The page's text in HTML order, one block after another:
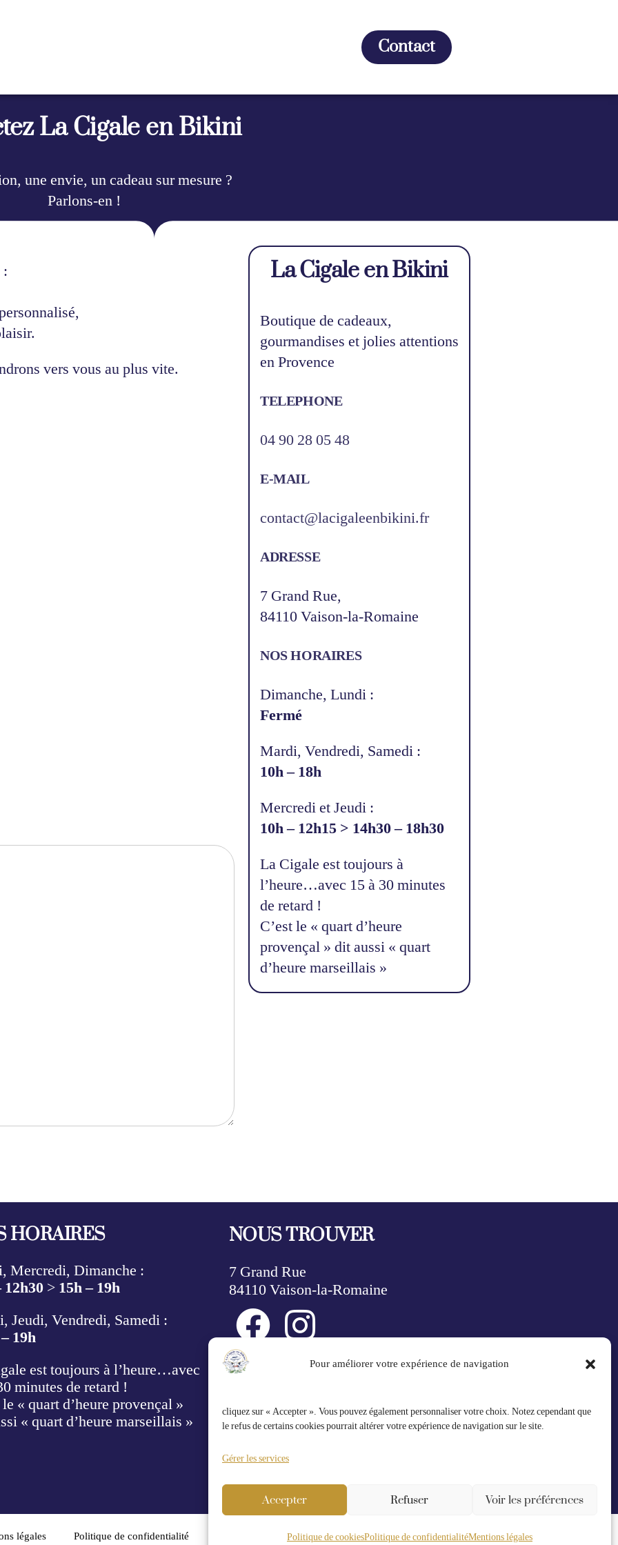
Pour améliorer votre expérience de navigation
cliquez sur « Accepter ». Vous pouvez également personnaliser votre choix. Notez cependant que
le refus de certains cookies pourrait altérer votre expérience de navigation sur le site.
Gérer les services
Accepter Refuser Voir les préférences
Politique de cookiesPolitique de confidentialitéMentions légales
Contact
La Cigale en Bikini
une envie, un cadeau sur mesure ?
Parlons-en !
:
vers vous au plus vite.
La Cigale en Bikini
Boutique de cadeaux,
gourmandises et jolies attentions
en Provence
TELEPHONE
04 90 28 05 48
E-MAIL
contact@lacigaleenbikini.fr
ADRESSE
7 Grand Rue,
84110 Vaison-la-Romaine
NOS HORAIRES
Dimanche, Lundi :
Fermé
Mardi, Vendredi, Samedi :
10h – 18h
Mercredi et Jeudi :
10h – 12h15 > 14h30 – 18h30
La Cigale est toujours à
l’heure…avec 15 à 30 minutes
de retard !
C’est le « quart d’heure
provençal » dit aussi « quart
d’heure marseillais »
HORAIRES
Mercredi, Dimanche :
12h30> 15h – 19h
Jeudi, Vendredi, Samedi :
19h
est toujours à l’heure…avec
minutes de retard !
le « quart d’heure provençal »
« quart d’heure marseillais »
NOUS TROUVER
7 Grand Rue
84110 Vaison-la-Romaine
NOUS CONTACTER
contact@lacigaleenbikini.fr
04 90 28 05 48
légales Politique de confidentialité Politique de cookies